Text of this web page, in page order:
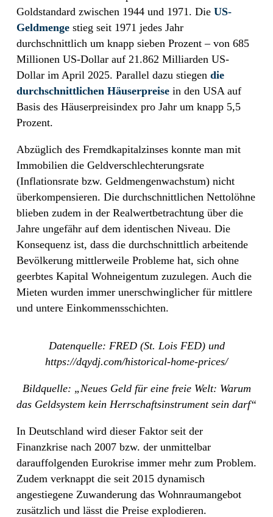
Goldstandard zwischen 1944 und 1971. Die US-
Geldmenge stieg seit 1971 jedes Jahr
durchschnittlich um knapp sieben Prozent – von 685
Millionen US-Dollar auf 21.862 Milliarden US-
Dollar im April 2025. Parallel dazu stiegen die
durchschnittlichen Häuserpreise in den USA auf
Basis des Häuserpreisindex pro Jahr um knapp 5,5
Prozent.
Abzüglich des Fremdkapitalzinses konnte man mit
Immobilien die Geldverschlechterungsrate
(Inflationsrate bzw. Geldmengenwachstum) nicht
überkompensieren. Die durchschnittlichen Nettolöhne
blieben zudem in der Realwertbetrachtung über die
Jahre ungefähr auf dem identischen Niveau. Die
Konsequenz ist, dass die durchschnittlich arbeitende
Bevölkerung mittlerweile Probleme hat, sich ohne
geerbtes Kapital Wohneigentum zuzulegen. Auch die
Mieten wurden immer unerschwinglicher für mittlere
und untere Einkommensschichten.
Datenquelle: FRED (St. Lois FED) und
https://dqydj.com/historical-home-prices/
Bildquelle: „Neues Geld für eine freie Welt: Warum
das Geldsystem kein Herrschaftsinstrument sein darf“
In Deutschland wird dieser Faktor seit der
Finanzkrise nach 2007 bzw. der unmittelbar
darauffolgenden Eurokrise immer mehr zum Problem.
Zudem verknappt die seit 2015 dynamisch
angestiegene Zuwanderung das Wohnraumangebot
zusätzlich und lässt die Preise explodieren.